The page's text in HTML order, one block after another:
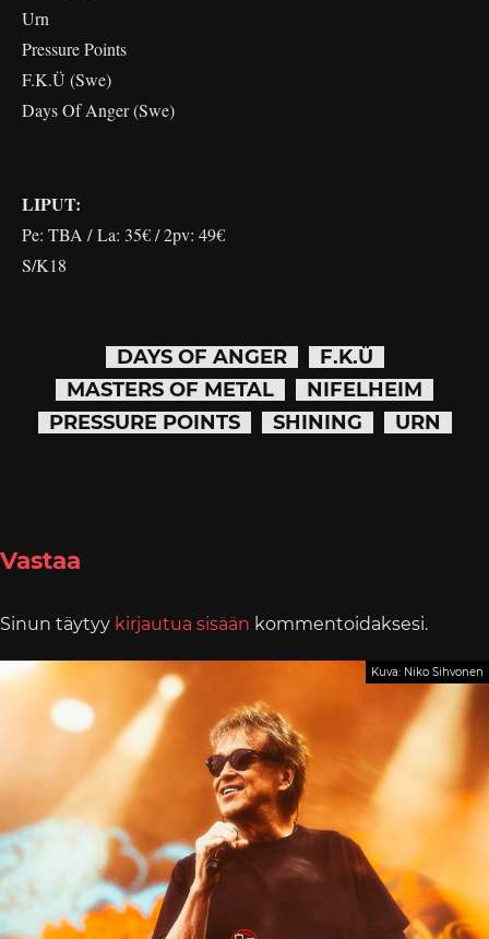
Urn
Pressure Points
F.K.Ü (Swe)
Days Of Anger (Swe)
LIPUT:
Pe: TBA / La: 35€ / 2pv: 49€
S/K18
DAYS OF ANGER
F.K.Ü
MASTERS OF METAL
NIFELHEIM
PRESSURE POINTS
SHINING URN
Vastaa
Sinun täytyy kirjautua sisään kommentoidaksesi.
Kuva: Niko Sihvonen